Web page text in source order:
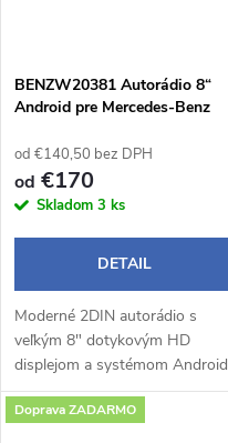
BENZW20381 Autorádio 8“
Android pre Mercedes-Benz
od €140,50 bez DPH
od €170
Skladom 3 ks
DETAIL
Moderné 2DIN autorádio s
veľkým 8" dotykovým HD
displejom a systémom Android
14 prináša pohodlné a
inteligentné ovládanie počas
Doprava ZADARMO